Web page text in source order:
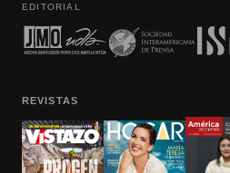
EDITORIAL
REVISTAS